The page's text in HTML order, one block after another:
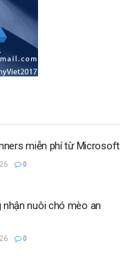
miễn phí từ Microsoft
0
nuôi chó mèo an
0